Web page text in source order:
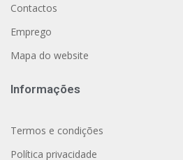
Contactos
Emprego
Mapa do website
Informações
Termos e condições
Política privacidade